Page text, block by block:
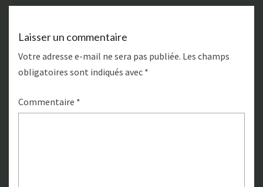
Laisser un commentaire
Votre adresse e-mail ne sera pas publiée. Les champs
obligatoires sont indiqués avec *
Commentaire *